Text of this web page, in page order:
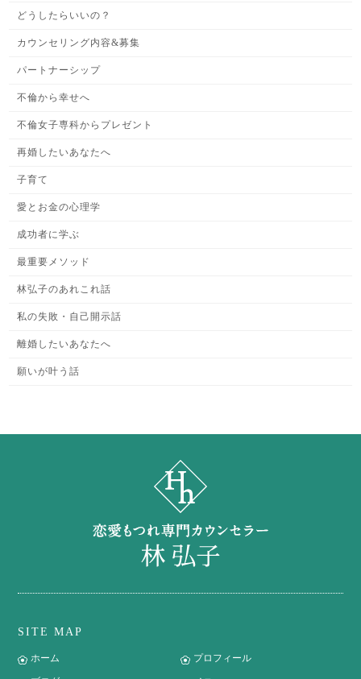
どうしたらいいの？
カウンセリング内容&募集
パートナーシップ
不倫から幸せへ
不倫女子専科からプレゼント
再婚したいあなたへ
子育て
愛とお金の心理学
成功者に学ぶ
最重要メソッド
林弘子のあれこれ話
私の失敗・自己開示話
離婚したいあなたへ
願いが叶う話
SITE MAP
ホーム プロフィール